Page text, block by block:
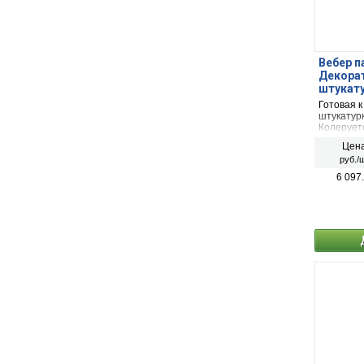
Вебер
Готовая
руб./
6